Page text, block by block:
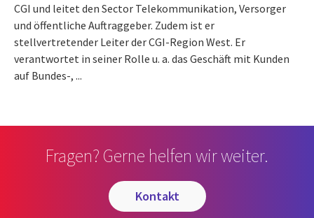
CGI und leitet den Sector Telekommunikation, Versorger
und öffentliche Auftraggeber. Zudem ist er
stellvertretender Leiter der CGI-Region West. Er
verantwortet in seiner Rolle u. a. das Geschäft mit Kunden
auf Bundes-, ...
Fragen? Gerne helfen wir weiter.
kontakt